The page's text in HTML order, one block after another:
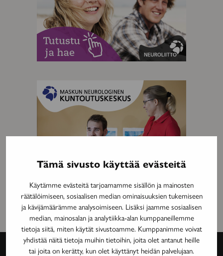
Tämä sivusto käyttää evästeitä
Käytämme evästeitä tarjoamamme sisällön ja mainosten
räätälöimiseen, sosiaalisen median ominaisuuksien tukemiseen
ja kävijämäärämme analysoimiseen. Lisäksi jaamme sosiaalisen
median, mainosalan ja analytiikka-alan kumppaneillemme
tietoja siitä, miten käytät sivustoamme. Kumppanimme voivat
yhdistää näitä tietoja muihin tietoihin, joita olet antanut heille
tai joita on kerätty, kun olet käyttänyt heidän palvelujaan.